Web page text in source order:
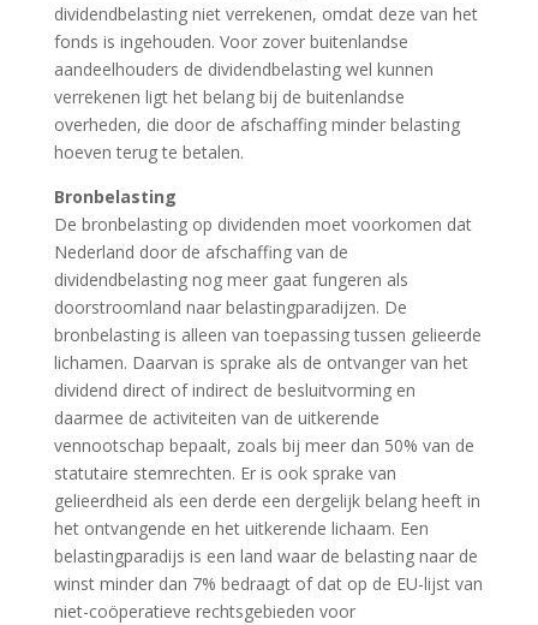
dividendbelasting niet verrekenen, omdat deze van het
fonds is ingehouden. Voor zover buitenlandse
aandeelhouders de dividendbelasting wel kunnen
verrekenen ligt het belang bij de buitenlandse
overheden, die door de afschaffing minder belasting
hoeven terug te betalen.
Bronbelasting
De bronbelasting op dividenden moet voorkomen dat
Nederland door de afschaffing van de
dividendbelasting nog meer gaat fungeren als
doorstroomland naar belastingparadijzen. De
bronbelasting is alleen van toepassing tussen gelieerde
lichamen. Daarvan is sprake als de ontvanger van het
dividend direct of indirect de besluitvorming en
daarmee de activiteiten van de uitkerende
vennootschap bepaalt, zoals bij meer dan 50% van de
statutaire stemrechten. Er is ook sprake van
gelieerdheid als een derde een dergelijk belang heeft in
het ontvangende en het uitkerende lichaam. Een
belastingparadijs is een land waar de belasting naar de
winst minder dan 7% bedraagt of dat op de EU-lijst van
niet-coöperatieve rechtsgebieden voor